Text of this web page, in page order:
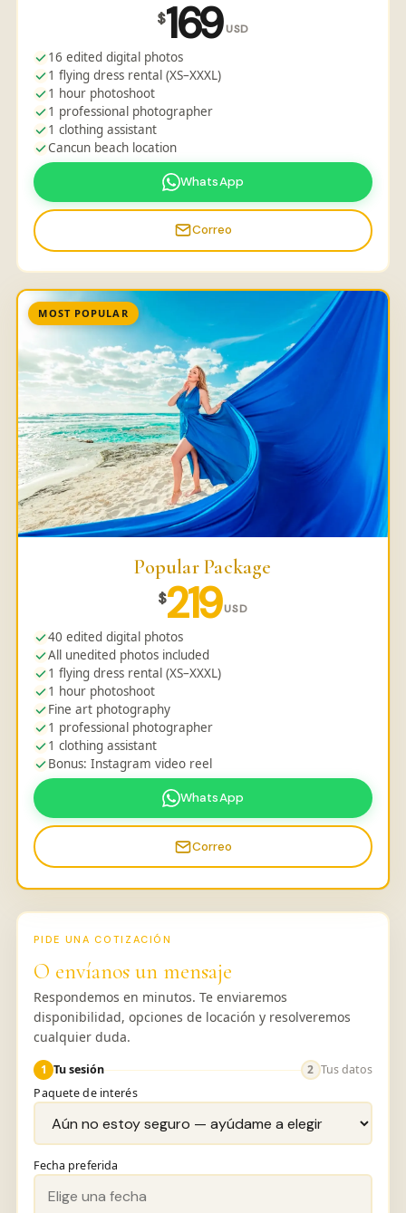
$169USD
16 edited digital photos
1 flying dress rental (XS–XXXL)
1 hour photoshoot
1 professional photographer
1 clothing assistant
Cancun beach location
WhatsApp
Correo
MOST POPULAR
Popular Package
$219USD
40 edited digital photos
All unedited photos included
1 flying dress rental (XS–XXXL)
1 hour photoshoot
Fine art photography
1 professional photographer
1 clothing assistant
Bonus: Instagram video reel
WhatsApp
Correo
PIDE UNA COTIZACIÓN
O envíanos un mensaje
Respondemos en minutos. Te enviaremos
disponibilidad, opciones de locación y resolveremos
cualquier duda.
1 Tu sesión 2 Tus datos
Paquete de interés
Fecha preferida